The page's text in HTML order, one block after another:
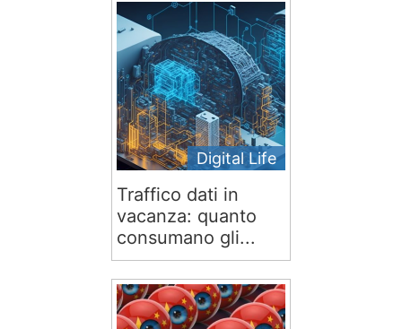
Digital Life
Traffico dati in
vacanza: quanto
consumano gli...